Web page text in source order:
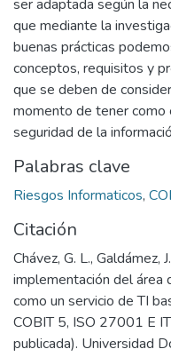
ser adaptada según la
que mediante la
buenas prácticas
conceptos, requisitos y
que se deben de
momento de tener como
seguridad de la
Palabras clave
Riesgos Informaticos,
Citación
Chávez, G. L., Galdámez,
implementación del área
como un servicio de TI
COBIT 5, ISO 27001 E
publicada). Universidad